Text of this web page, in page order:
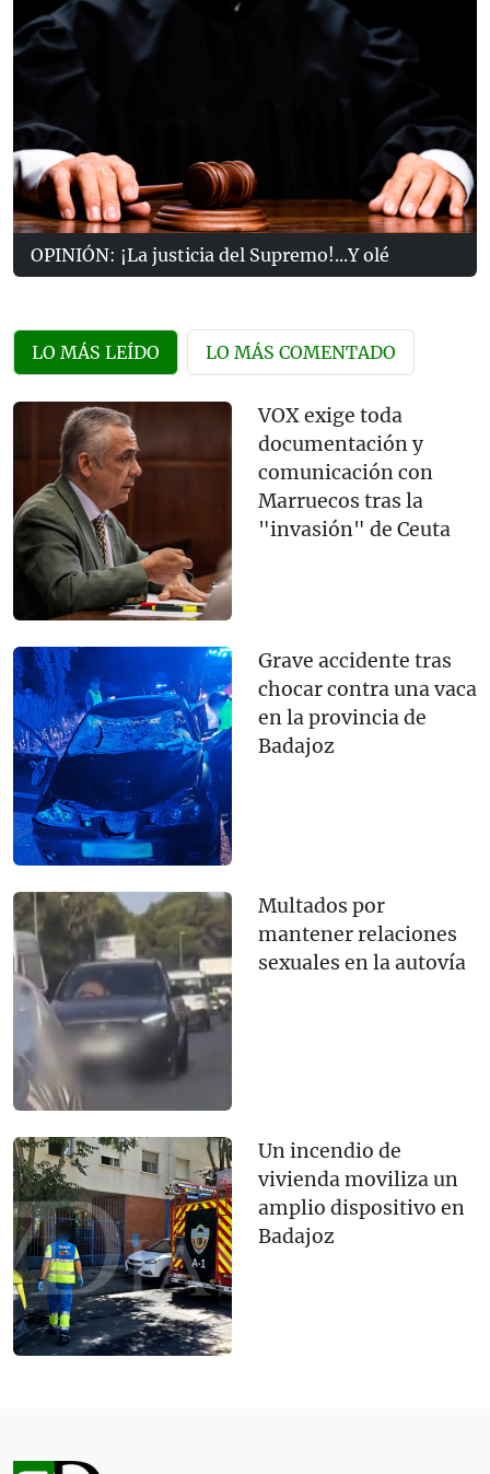
OPINIÓN: ¡La justicia del Supremo!...Y olé
LO MÁS LEÍDO LO MÁS COMENTADO
VOX exige toda
documentación y
comunicación con
Marruecos tras la
"invasión" de Ceuta
Grave accidente tras
chocar contra una vaca
en la provincia de
Badajoz
Multados por
mantener relaciones
sexuales en la autovía
Un incendio de
vivienda moviliza un
amplio dispositivo en
Badajoz